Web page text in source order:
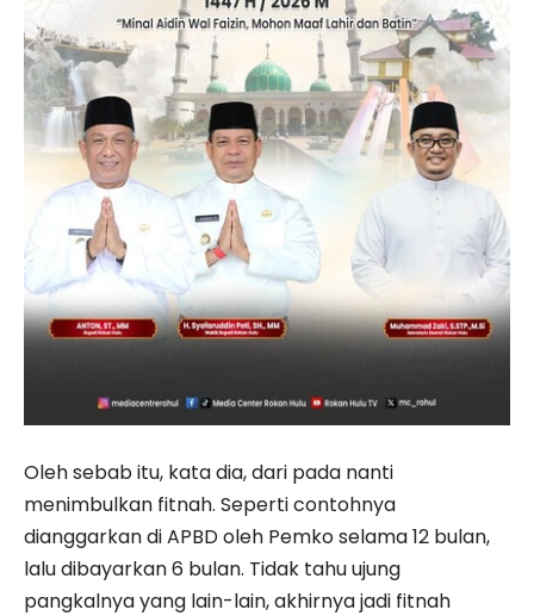
Oleh sebab itu, kata dia, dari pada nanti
menimbulkan fitnah. Seperti contohnya
dianggarkan di APBD oleh Pemko selama 12 bulan,
lalu dibayarkan 6 bulan. Tidak tahu ujung
pangkalnya yang lain-lain, akhirnya jadi fitnah